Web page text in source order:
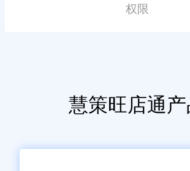
化的管理、优秀的用户
具。未来，随着技术的不
有更多的提升，为更多
免责声明：本网站尽可能确保发布信息的准确性
权限
慧策旺店通产